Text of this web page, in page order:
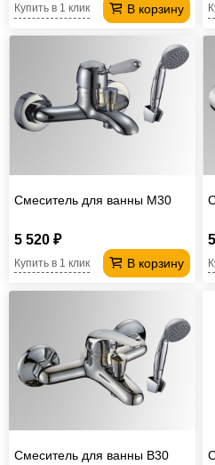
В корзину
Купить в 1 клик
Смеситель для ванны М30
5 520 ₽
В корзину
Купить в 1 клик
Смеситель для ванны В30